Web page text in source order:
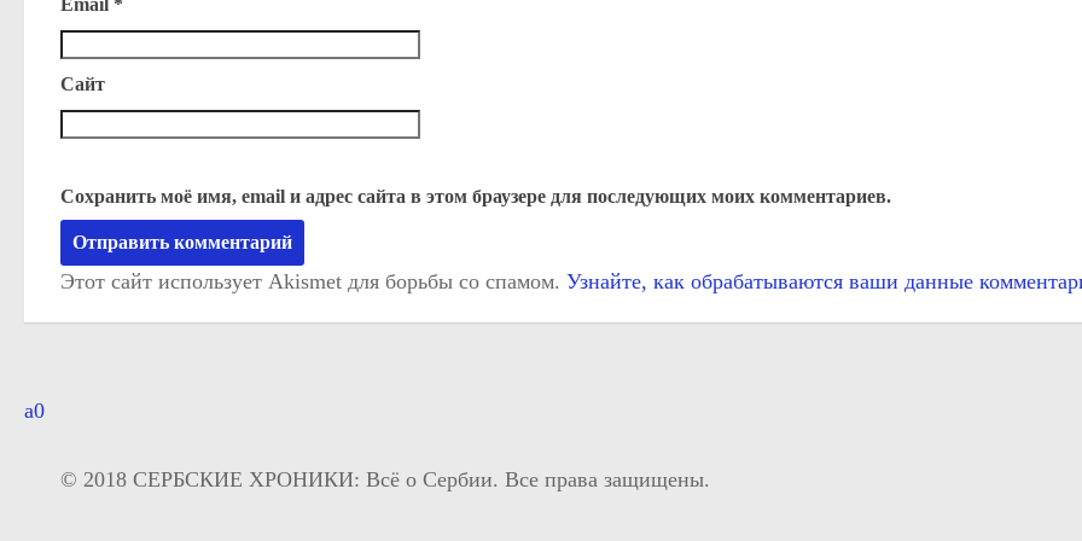
Сайт
Сохранить моё имя, email и адрес сайта в этом браузере для последующих моих комментариев.
Этот сайт использует Akismet для борьбы со спамом. Узнайте, как обрабатываются ваши данные
© 2018 СЕРБСКИЕ ХРОНИКИ: Всё о Сербии. Все права защищены.